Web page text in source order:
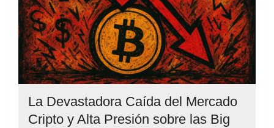
La Devastadora Caída del Mercado
Cripto y Alta Presión sobre las Big